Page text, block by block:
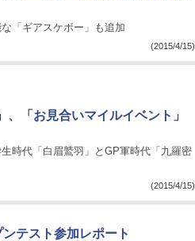
「ギアスケボー」も追加
(2015/4/15)
「お見合いマイルイベント」
時代「白眉鷲羽」とGP軍時代「九羅密
(2015/4/15)
テスト参加レポート